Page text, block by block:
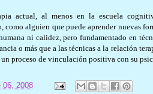
actual, al menos en la escuela
como alguien que puede aprender nuevas
ni calidez, pero fundamentado en
o más que a las técnicas a la relación
proceso de vinculación positiva con su
06, 2008